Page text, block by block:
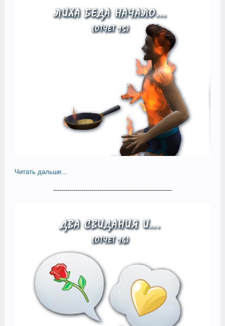
Читать дальше...
-----------------------------------------------------------​